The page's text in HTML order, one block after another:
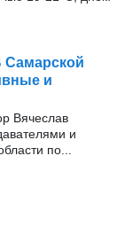
Самарской
и
Вячеслав
и
по...